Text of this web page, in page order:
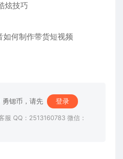
炫技巧
勇锶币，请先 登录
服 QQ：2513160783 微信：